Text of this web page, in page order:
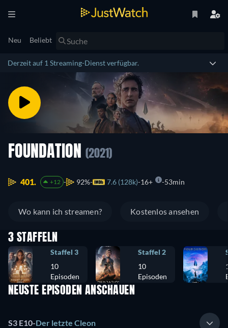
Neu Beliebt
Derzeit auf 1 Streaming-Dienst verfügbar.
FOUNDATION (2021)
401. +12 92% 7.6 (128k) 16+ 53min
Wo kann ich streamen? Kostenlos ansehen
3 STAFFELN
Staffel 3
10
Episoden
Staffel 2
10
Episoden
NEUSTE EPISODEN ANSCHAUEN
S3 E10-Der letzte Cleon